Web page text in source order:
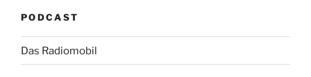
PODCAST
Das Radiomobil